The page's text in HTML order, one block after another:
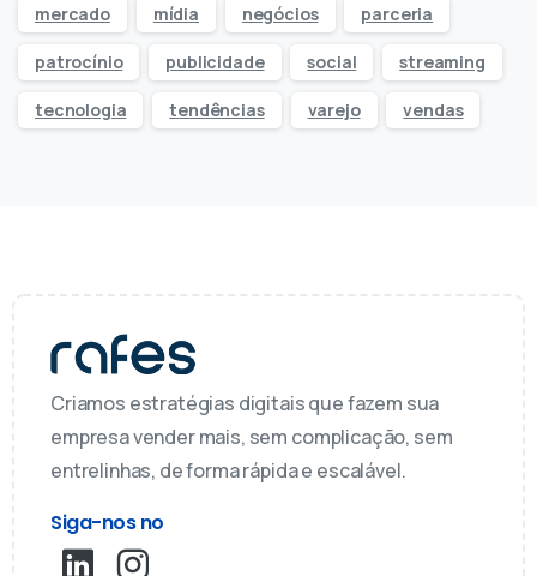
mercado mídia negócios parceria
patrocínio publicidade social streaming
tecnologia tendências varejo vendas
Criamos estratégias digitais que fazem sua
empresa vender mais, sem complicação, sem
entrelinhas, de forma rápida e escalável.
Siga-nos no